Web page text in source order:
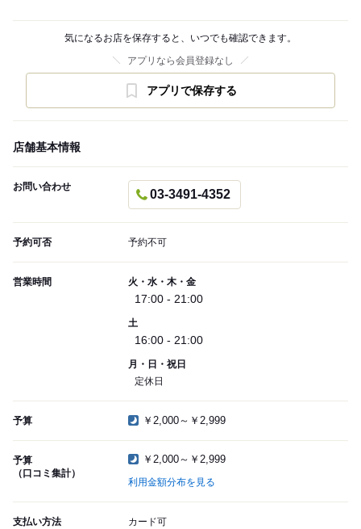
気になるお店を保存すると、いつでも確認できます。
アプリなら会員登録なし
アプリで保存する
店舗基本情報
お問い合わせ
03-3491-4352
予約可否 予約不可
営業時間 火・水・木・金
17:00 - 21:00
土
16:00 - 21:00
月・日・祝日
定休日
予算 ￥2,000～￥2,999
予算
（口コミ集計）
￥2,000～￥2,999
利用金額分布を見る
支払い方法
カード可